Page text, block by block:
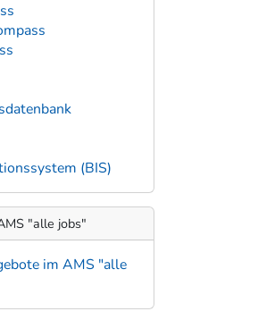
(BIS)
"alle jobs"
im AMS "alle